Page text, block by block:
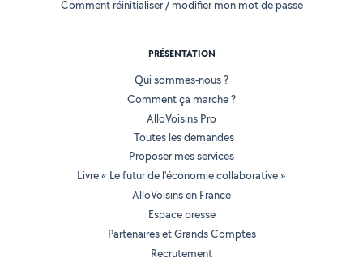
Comment réinitialiser / modifier mon mot de passe
PRÉSENTATION
Qui sommes-nous ?
Comment ça marche ?
AlloVoisins Pro
Toutes les demandes
Proposer mes services
Livre « Le futur de l'économie collaborative »
AlloVoisins en France
Espace presse
Partenaires et Grands Comptes
Recrutement